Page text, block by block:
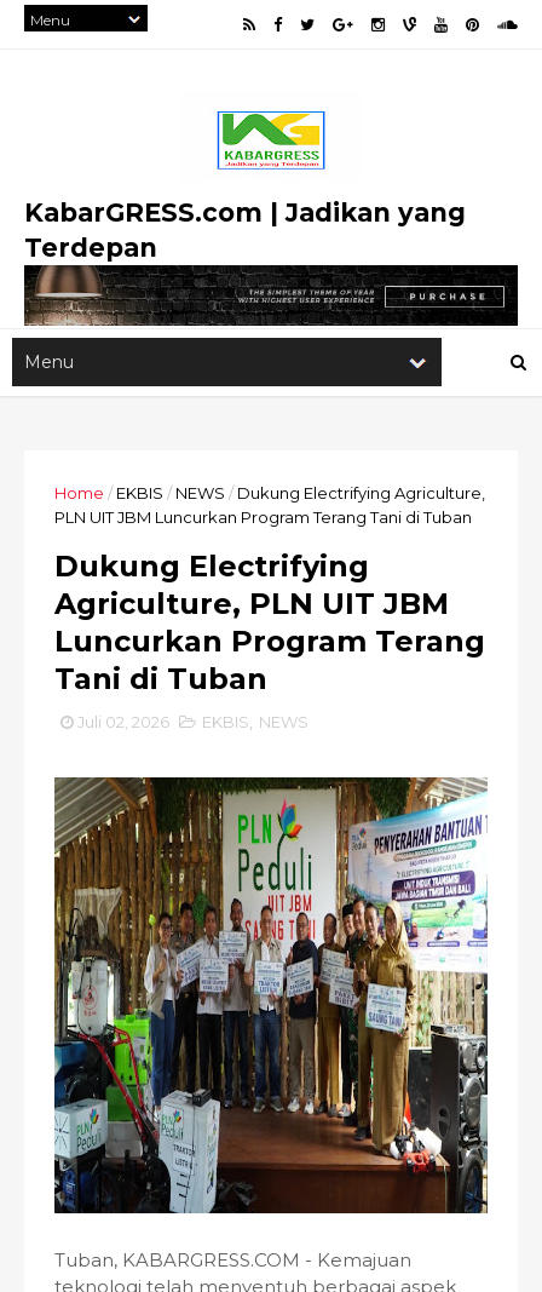
KabarGRESS.com | Jadikan yang
Terdepan
Home / EKBIS / NEWS / Dukung Electrifying Agriculture,
PLN UIT JBM Luncurkan Program Terang Tani di Tuban
Dukung Electrifying
Agriculture, PLN UIT JBM
Luncurkan Program Terang
Tani di Tuban
Juli 02, 2026 EKBIS NEWS
Tuban, KABARGRESS.COM - Kemajuan
teknologi telah menyentuh berbagai aspek